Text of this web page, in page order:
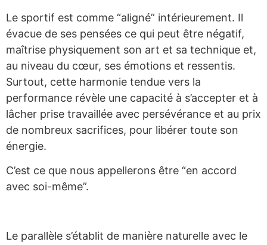
Le sportif est comme “aligné” intérieurement. Il
évacue de ses pensées ce qui peut être négatif,
maîtrise physiquement son art et sa technique et,
au niveau du cœur, ses émotions et ressentis.
Surtout, cette harmonie tendue vers la
performance révèle une capacité à s’accepter et à
lâcher prise travaillée avec persévérance et au prix
de nombreux sacrifices, pour libérer toute son
énergie.
C’est ce que nous appellerons être “en accord
avec soi-même”.
Le parallèle s’établit de manière naturelle avec le